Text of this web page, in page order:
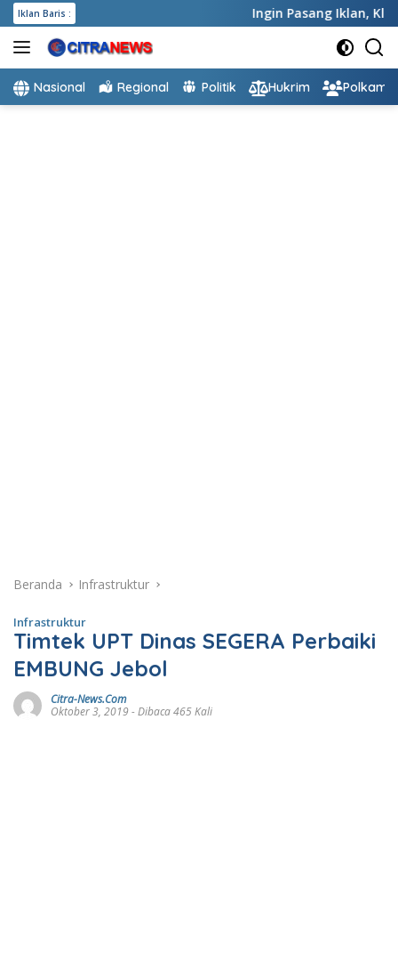
Langsung
ke
konten
Iklan Baris : Ingin Pasang Iklan,Klik
Nasional Regional Politik Hukrim Polkam
Beranda Infrastruktur
Infrastruktur
Timtek UPT Dinas SEGERA Perbaiki
EMBUNG Jebol
Citra-News.Com
Oktober 3, 2019- Dibaca 465 Kali